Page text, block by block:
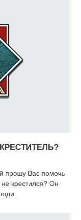
прошу Вас помочь
крестился? Он